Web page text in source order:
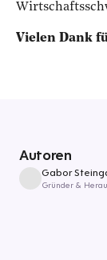
Vielen Dank
Autoren
Gabor
Gründer &